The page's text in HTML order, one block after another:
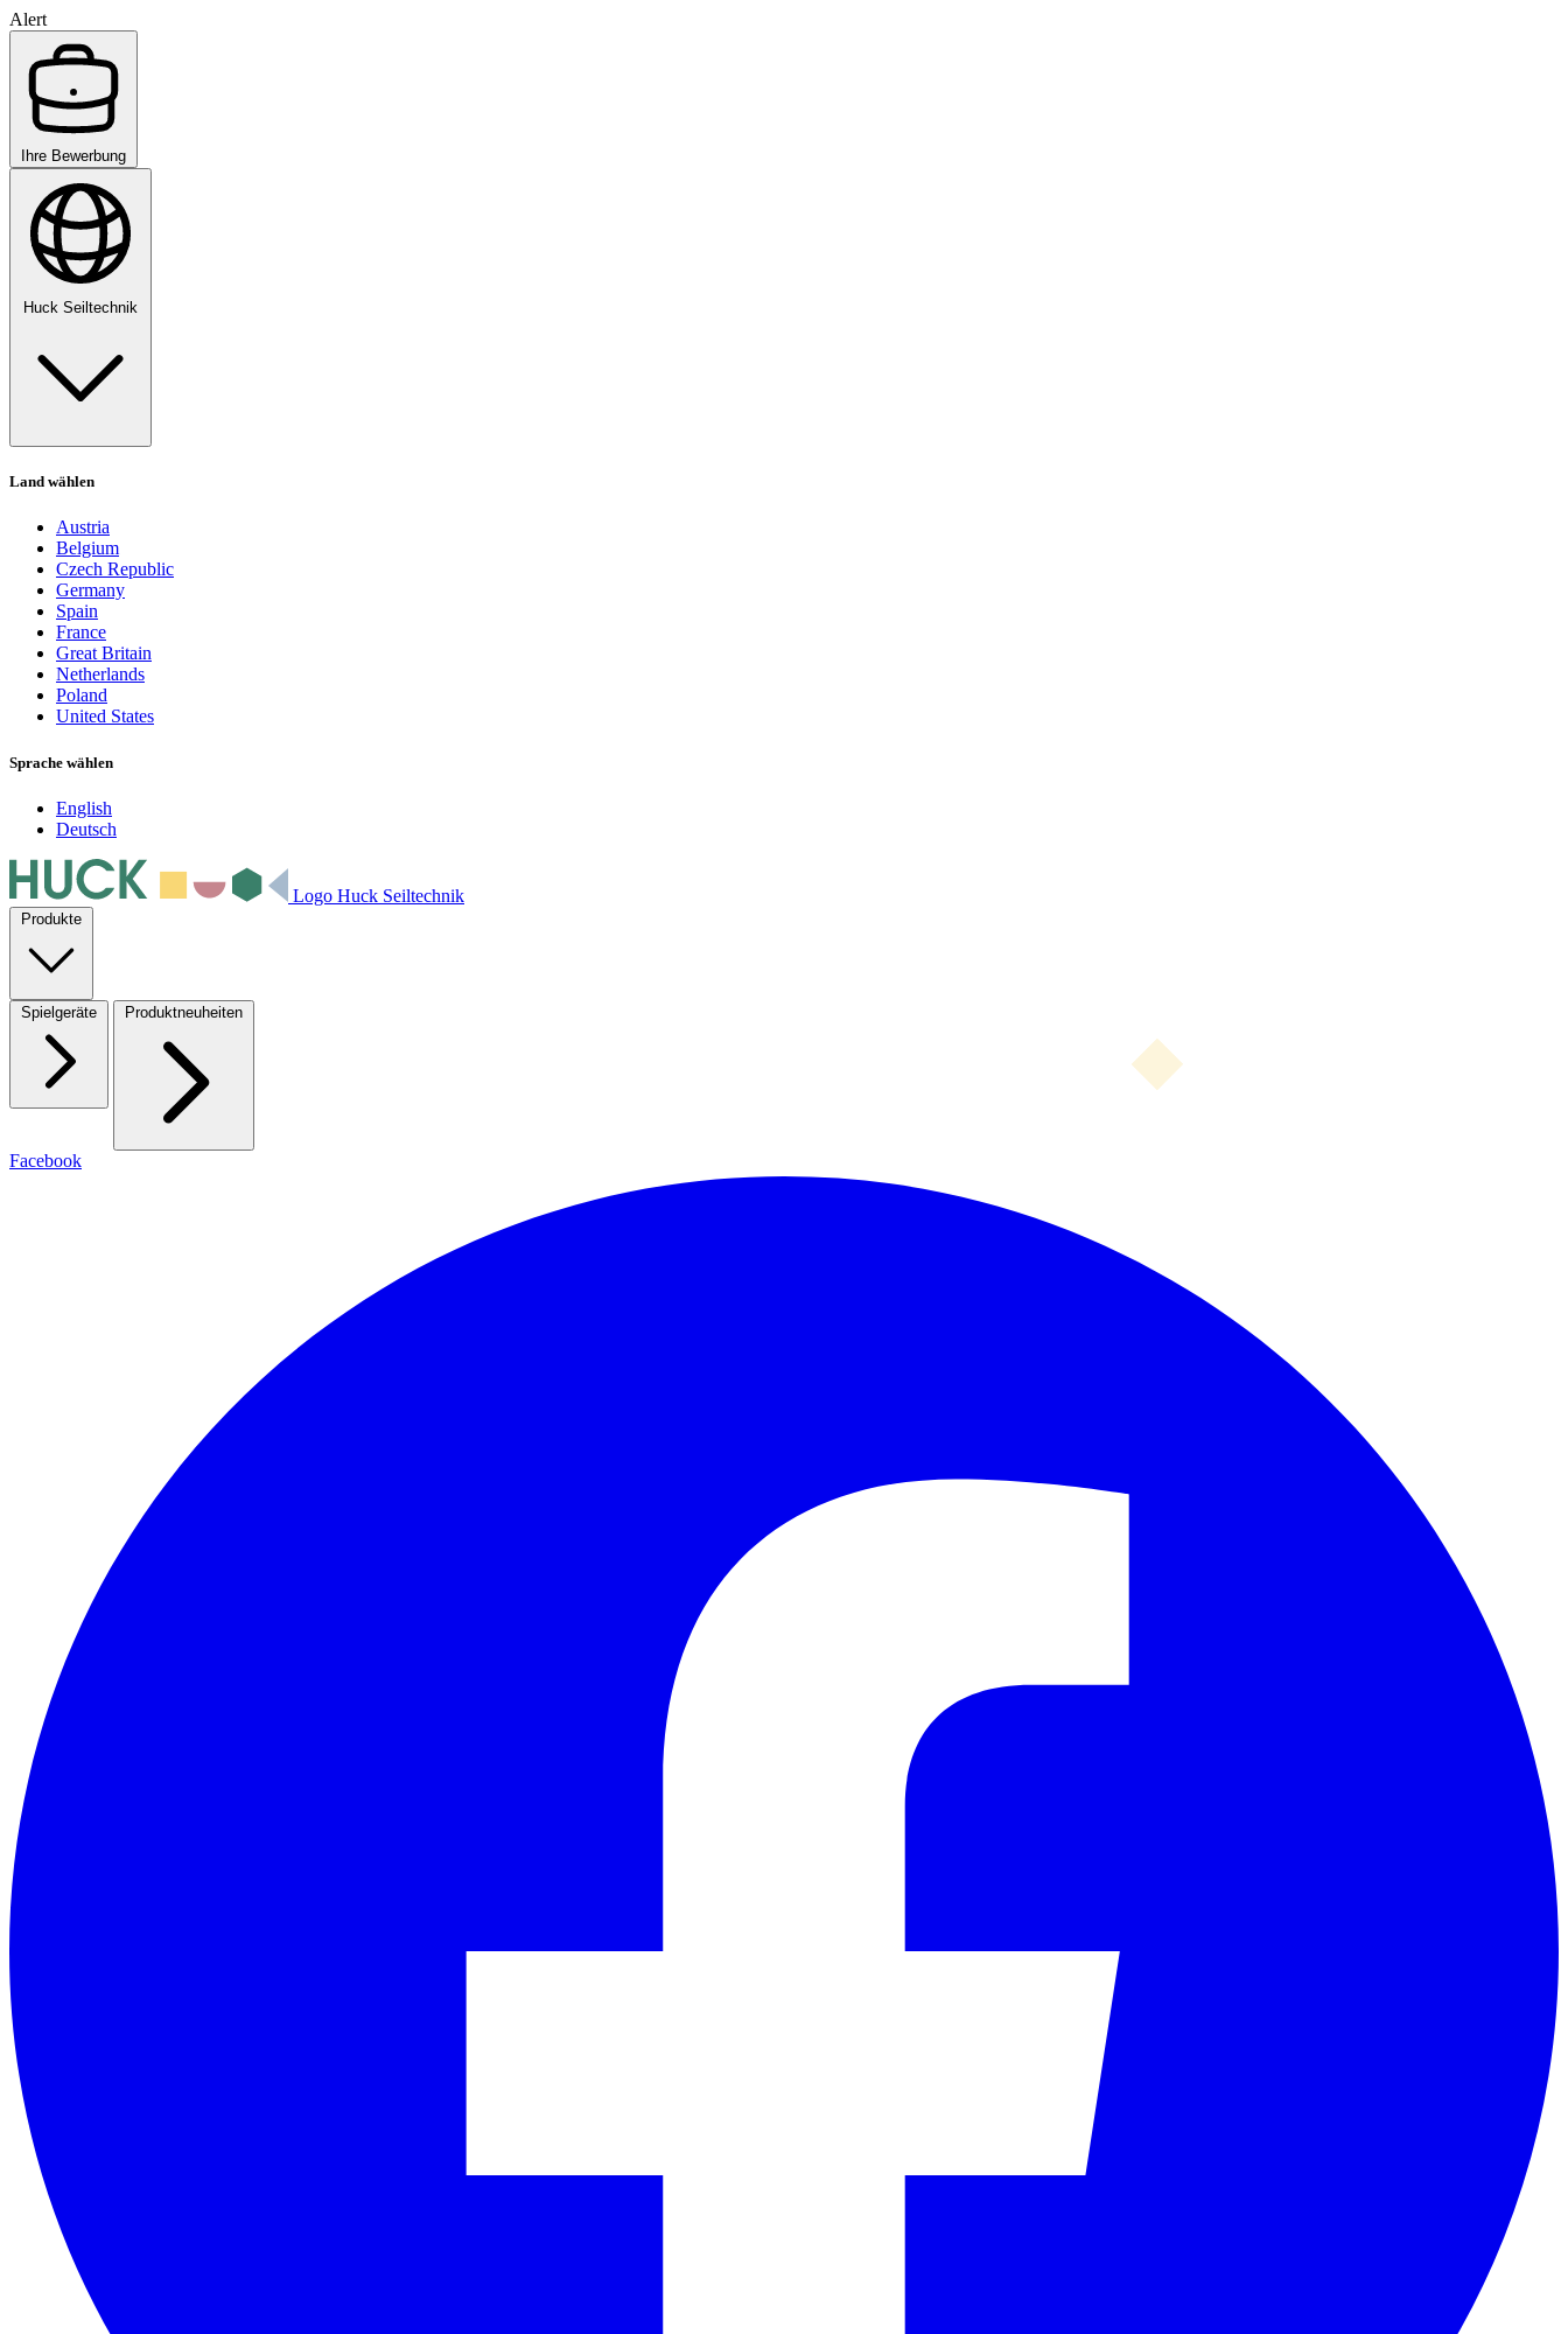
Alert
Ihre Bewerbung
Huck Seiltechnik
Land wählen
Austria
Belgium
Czech Republic
Germany
Spain
France
Great Britain
Netherlands
Poland
United States
Sprache wählen
English
Deutsch
Logo Huck Seiltechnik
Produkte
Spielgeräte Produktneuheiten
Facebook